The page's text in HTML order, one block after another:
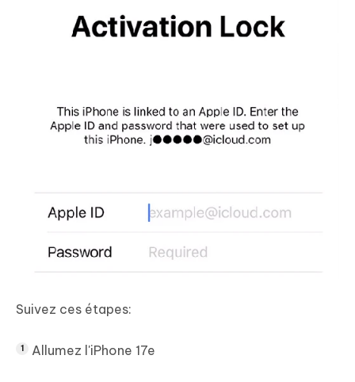
Suivez ces étapes:
Allumez l'iPhone 17e